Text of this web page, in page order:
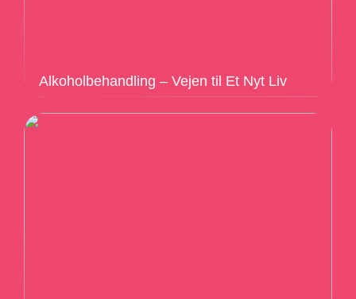
Alkoholbehandling – Vejen til Et Nyt Liv